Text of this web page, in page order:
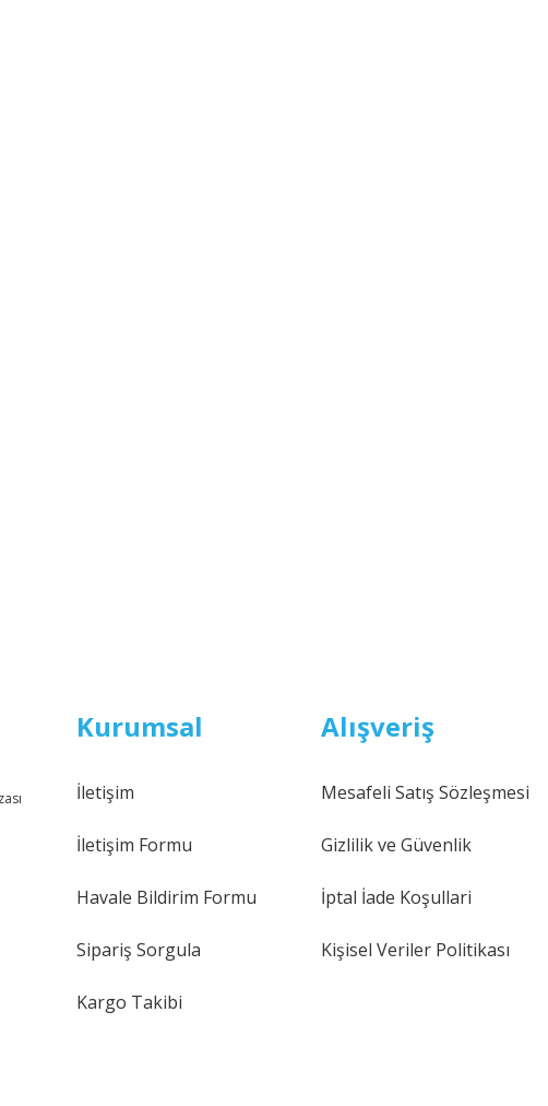
Kurumsal
İletişim
İletişim Formu
Havale Bildirim Formu
Sipariş Sorgula
Kargo Takibi
Alışveriş
Mesafeli Satış Sözleşmesi
Gizlilik ve Güvenlik
İptal İade Koşullari
Kişisel Veriler Politikası